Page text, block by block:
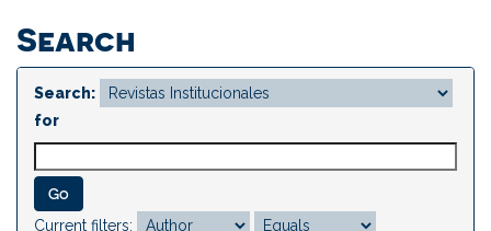
Search
Search:
for
Current filters: